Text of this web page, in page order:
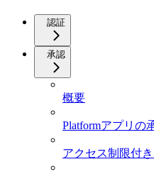
認証
承認
概要
Platformアプリの
アクセス制限付